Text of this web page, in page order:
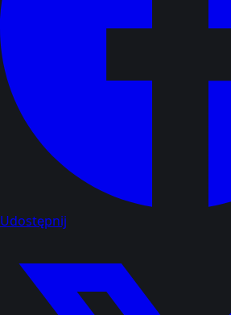
Udostępnij